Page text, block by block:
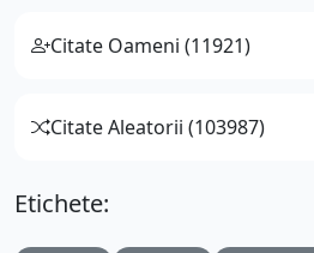
Citate Oameni (11921)
Citate Aleatorii (103987)
Etichete: